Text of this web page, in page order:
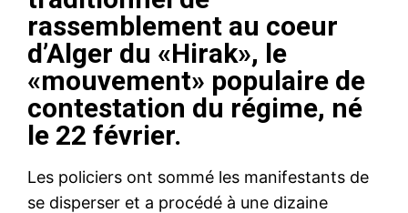
rassemblement au coeur
d’Alger du «Hirak», le
«mouvement» populaire de
contestation du régime, né
le 22 février.
Les policiers ont sommé les manifestants de
se disperser et a procédé à une dizaine